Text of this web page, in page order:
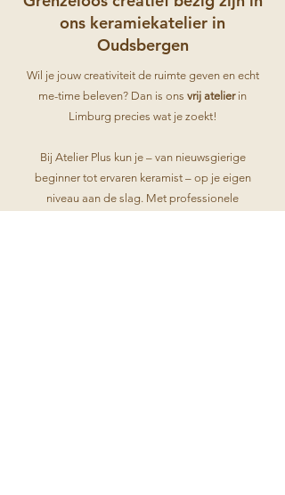
ons keramiekatelier in
Oudsbergen
Wil je jouw creativiteit de ruimte geven en echt
me-time beleven? Dan is ons vrij atelierin
Limburg precies wat je zoekt!
Bij Atelier Plus kun je – van nieuwsgierige
beginner tot ervaren keramist – op je eigen
niveau aan de slag. Met professionele